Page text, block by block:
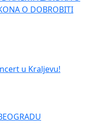
O DOBROBITI
u Kraljevu!